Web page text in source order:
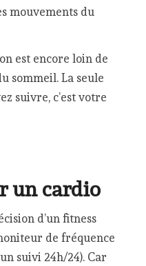
mouvements du
est encore loin de
sommeil. La seule
suivre, c’est votre
un cardio
d’un fitness
de fréquence
suivi 24h/24). Car